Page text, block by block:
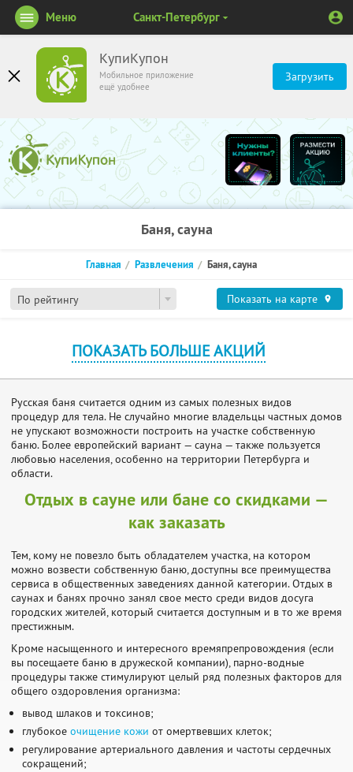
КупиКупон
Мобильное приложение
ещё удобнее
Загрузить
Меню Санкт-Петербург
Баня, сауна
По рейтингу
Главная Развлечения Баня, сауна
Показать на карте
ПОКАЗАТЬ БОЛЬШЕ АКЦИЙ
Русская баня считается одним из самых полезных видов
процедур для тела. Не случайно многие владельцы частных домов
не упускают возможности построить на участке собственную
баню. Более европейский вариант — сауна — также пользуется
любовью населения, особенно на территории Петербурга и
области.
Отдых в сауне или бане со скидками —
как заказать
Тем, кому не повезло быть обладателем участка, на котором
можно возвести собственную баню, доступны все преимущества
сервиса в общественных заведениях данной категории. Отдых в
саунах и банях прочно занял свое место среди видов досуга
городских жителей, который считается доступным и в то же время
престижным.
Кроме насыщенного и интересного времяпрепровождения (если
вы посещаете баню в дружеской компании), парно-водные
процедуры также стимулируют целый ряд полезных факторов для
общего оздоровления организма:
вывод шлаков и токсинов;
глубокое очищение кожи от омертвевших клеток;
регулирование артериального давления и частоты сердечных
сокращений;